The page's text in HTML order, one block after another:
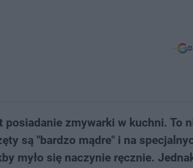
posiadanie zmywarki w kuchni. To
są "bardzo mądre" i na
myło się naczynie ręcznie.